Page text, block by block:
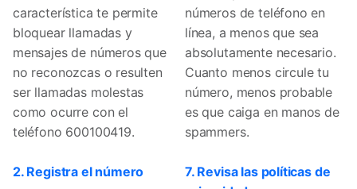
característica te permite
bloquear llamadas y
mensajes de números que
no reconozcas o resulten
ser llamadas molestas
como ocurre con el
teléfono 600100419.
2. Registra el número
números de teléfono en
línea, a menos que sea
absolutamente necesario.
Cuanto menos circule tu
número, menos probable
es que caiga en manos de
spammers.
7. Revisa las políticas de